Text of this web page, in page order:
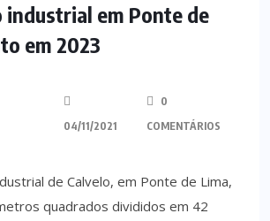
industrial em Ponte de
em 2023
04/11/2021
0
COMENTÁRIOS
de Calvelo, em Ponte de Lima,
quadrados divididos em 42